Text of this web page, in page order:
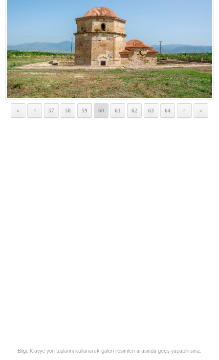
« < 57 58 59 60 61 62 63 64 > »
Bilgi: Klavye yön tuşlarını kullanarak galeri resimleri arasında geçiş yapabilirsiniz.